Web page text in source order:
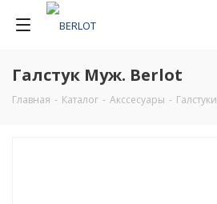
Галстук Муж. Berlot
Главная - Каталог - Акссесуары - Галстуки